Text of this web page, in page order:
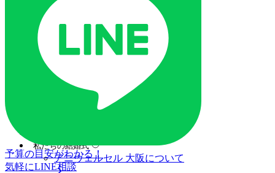
トピックス
ご予約・お問い合わせ
ブライダルフェア
ブライダルフェア一覧
ブライダルフェアの基礎知識
私たちの結婚式
アニヴェルセル 大阪について
予算の目安がわかる！
気軽にLINE相談